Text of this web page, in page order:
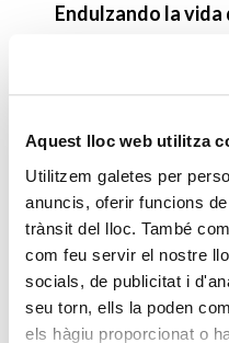
Aquest lloc web utilitza
Utilitzem galetes per
anuncis, oferir funcions
trànsit del lloc. També
com feu servir el nostre
socials, de publicitat i
seu torn, ells la poden
els hàgiu proporcionat o
Endulzando la vida
segunda edición
SIGUE LEYENDO
¡Llegan las
SIGUE LEYENDO